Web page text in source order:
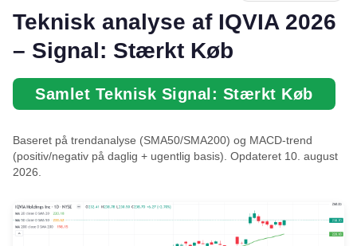
Teknisk analyse af IQVIA 2026
– Signal: Stærkt Køb
Samlet Teknisk Signal: Stærkt Køb
Baseret på trendanalyse (SMA50/SMA200) og MACD-trend
(positiv/negativ på daglig + ugentlig basis). Opdateret 10. august
2026.